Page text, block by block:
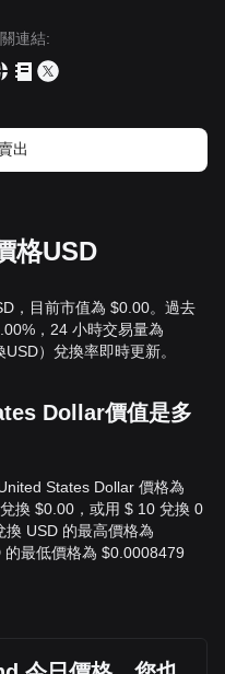
連結:
出
格USD
，目前市值為 $0.00。過去
，24 小時交易量為
）兌換率即時更新。
Dollar價值是多
States Dollar 價格為
換 $0.00，或用 $ 10 兌換 0
換 USD 的最高價格為
最低價格為 $0.0008479